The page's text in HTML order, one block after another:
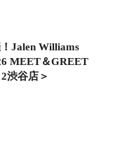
Jalen Williams
MEET＆GREET
渋谷店＞